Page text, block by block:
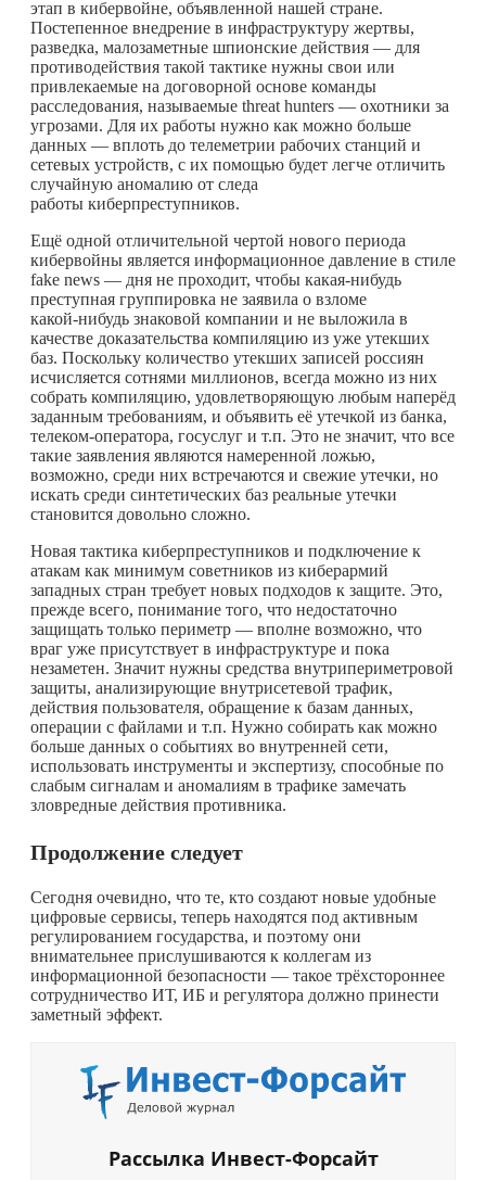
этап в кибервойне, объявленной нашей стране.
Постепенное внедрение в инфраструктуру жертвы,
разведка, малозаметные шпионские действия — для
противодействия такой тактике нужны свои или
привлекаемые на договорной основе команды
расследования, называемые threat hunters — охотники за
угрозами. Для их работы нужно как можно больше
данных — вплоть до телеметрии рабочих станций и
сетевых устройств, с их помощью будет легче отличить
случайную аномалию от следа
работы киберпреступников.
Ещё одной отличительной чертой нового периода
кибервойны является информационное давление в стиле
fake news — дня не проходит, чтобы какая-нибудь
преступная группировка не заявила о взломе
какой-нибудь знаковой компании и не выложила в
качестве доказательства компиляцию из уже утекших
баз. Поскольку количество утекших записей россиян
исчисляется сотнями миллионов, всегда можно из них
собрать компиляцию, удовлетворяющую любым наперёд
заданным требованиям, и объявить её утечкой из банка,
телеком-оператора, госуслуг и т.п. Это не значит, что все
такие заявления являются намеренной ложью,
возможно, среди них встречаются и свежие утечки, но
искать среди синтетических баз реальные утечки
становится довольно сложно.
Новая тактика киберпреступников и подключение к
атакам как минимум советников из киберармий
западных стран требует новых подходов к защите. Это,
прежде всего, понимание того, что недостаточно
защищать только периметр — вполне возможно, что
враг уже присутствует в инфраструктуре и пока
незаметен. Значит нужны средства внутрипериметровой
защиты, анализирующие внутрисетевой трафик,
действия пользователя, обращение к базам данных,
операции с файлами и т.п. Нужно собирать как можно
больше данных о событиях во внутренней сети,
использовать инструменты и экспертизу, способные по
слабым сигналам и аномалиям в трафике замечать
зловредные действия противника.
Продолжение следует
Сегодня очевидно, что те, кто создают новые удобные
цифровые сервисы, теперь находятся под активным
регулированием государства, и поэтому они
внимательнее прислушиваются к коллегам из
информационной безопасности — такое трёхстороннее
сотрудничество ИТ, ИБ и регулятора должно принести
заметный эффект.
Рассылка Инвест-Форсайт